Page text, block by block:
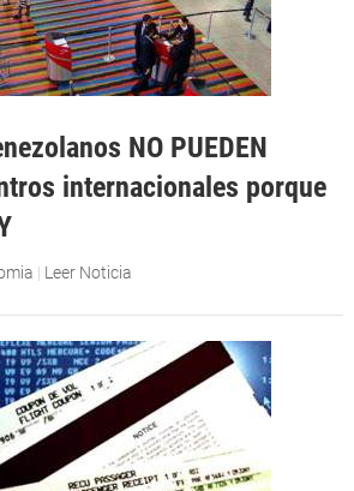
NO PUEDEN
internacionales porque
| Leer Noticia